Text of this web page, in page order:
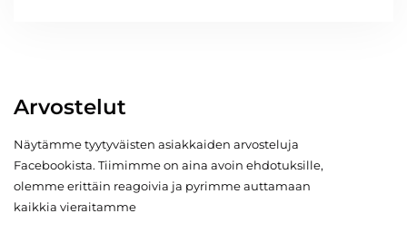
Arvostelut
Näytämme tyytyväisten asiakkaiden arvosteluja
Facebookista. Tiimimme on aina avoin ehdotuksille,
olemme erittäin reagoivia ja pyrimme auttamaan
kaikkia vieraitamme